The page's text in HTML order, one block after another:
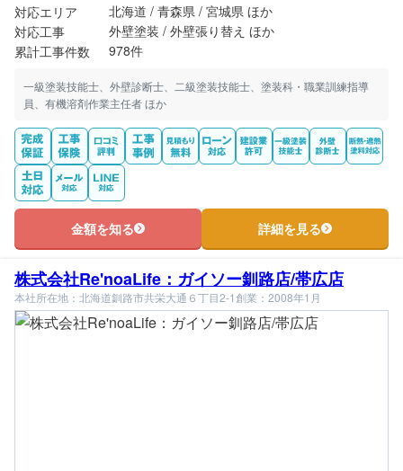
対応エリア
北海道 / 青森県 / 宮城県 ほか
対応工事
外壁塗装 / 外壁張り替え ほか
累計工事件数
978件
一級塗装技能士、外壁診断士、二級塗装技能士、塗装科・職業訓練指導
員、有機溶剤作業主任者 ほか
金額を知る 詳細を見る
株式会社Re'noaLife：ガイソー釧路店/帯広店
本社所在地：北海道釧路市共栄大通６丁目2-1創業：2008年1月